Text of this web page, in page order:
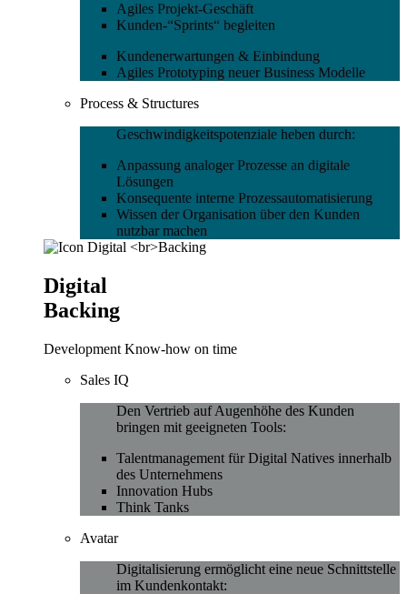
Agiles Projekt-Geschäft
Kunden-“Sprints“ begleiten
Kundenerwartungen & Einbindung
Agiles Prototyping neuer Business Modelle
Process & Structures
Geschwindigkeitspotenziale heben durch:
Anpassung analoger Prozesse an digitale
Lösungen
Konsequente interne Prozessautomatisierung
Wissen der Organisation über den Kunden
nutzbar machen
Digital
Backing
Development Know-how on time
Sales IQ
Den Vertrieb auf Augenhöhe des Kunden
bringen mit geeigneten Tools:
Talentmanagement für Digital Natives innerhalb
des Unternehmens
Innovation Hubs
Think Tanks
Avatar
Digitalisierung ermöglicht eine neue Schnittstelle
im Kundenkontakt: